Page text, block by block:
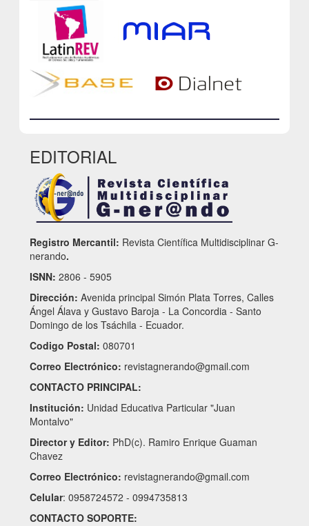
EDITORIAL
Registro Mercantil: Revista Científica Multidisciplinar G-
nerando.
ISNN: 2806 - 5905
Dirección: Avenida principal Simón Plata Torres, Calles
Ángel Álava y Gustavo Baroja - La Concordia - Santo
Domingo de los Tsáchila - Ecuador.
Codigo Postal: 080701
Correo Electrónico: revistagnerando@gmail.com
CONTACTO PRINCIPAL:
Institución: Unidad Educativa Particular "Juan
Montalvo"
Director y Editor: PhD(c). Ramiro Enrique Guaman
Chavez
Correo Electrónico: revistagnerando@gmail.com
Celular: 0958724572 - 0994735813
CONTACTO SOPORTE: